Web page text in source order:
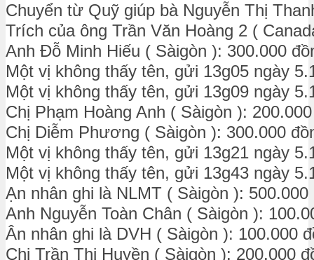
Chuyển từ Quỹ giúp bà Nguyễn Thị
Trích của ông Trần Văn Hoàng 2 (
Anh Đỗ Minh Hiếu ( Sàigòn ): 300.000
Một vị không thấy tên, gửi 13g05 ngày
Một vị không thấy tên, gửi 13g09 ngày
Chị Phạm Hoàng Anh ( Sàigòn ):
Chị Diễm Phương ( Sàigòn ): 300.000
Một vị không thấy tên, gửi 13g21 ngày
Một vị không thấy tên, gửi 13g43 ngày
Ạn nhân ghi là NLMT ( Sàigòn ): 500.000
Anh Nguyễn Toàn Chân ( Sàigòn ):
Ân nhân ghi là DVH ( Sàigòn ): 100.000
Chị Trần Thị Huyền ( Sàigòn ): 200.000